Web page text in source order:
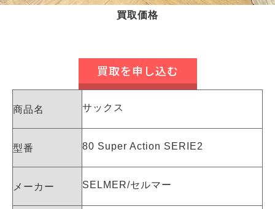
買取価格
買取を申し込む
商品名 サックス
型番 80 Super Action SERIE2
メーカー SELMER/セルマー